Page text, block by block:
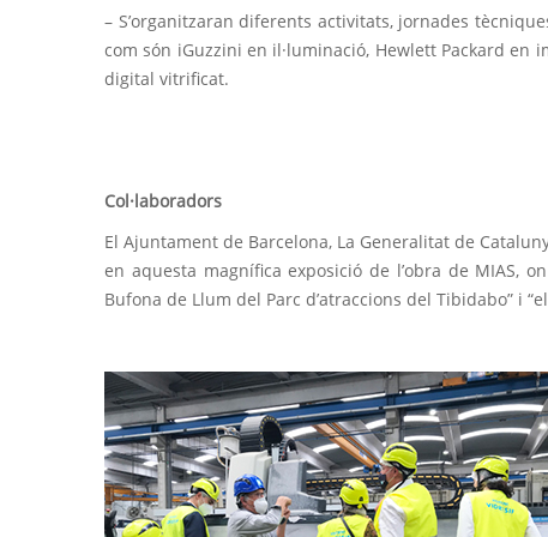
– S’organitzaran diferents activitats, jornades
com són iGuzzini en il·luminació, Hewlett Packard
digital vitrificat.
Col·laboradors
El Ajuntament de Barcelona, La Generalitat de
en aquesta magnífica exposició de l’obra de MIAS,
Bufona de Llum del Parc d’atraccions del Tibidabo” i